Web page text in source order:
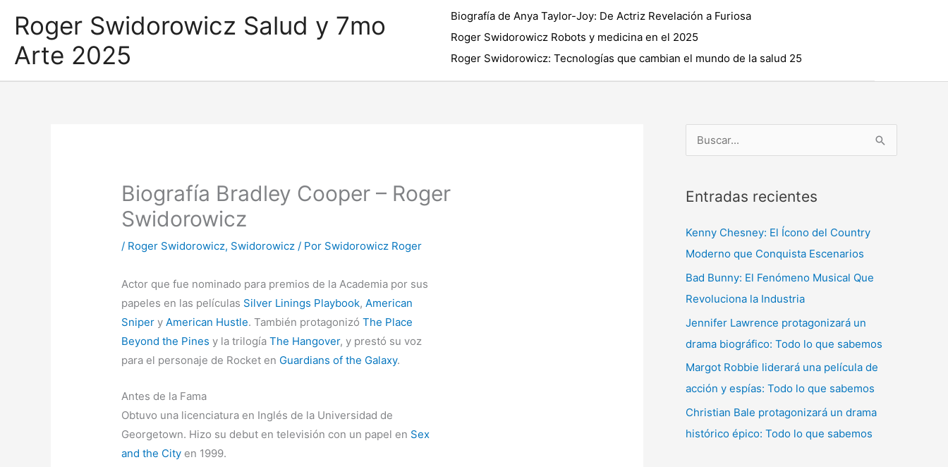
contenido
Roger Swidorowicz Salud y 7mo
Arte 2025
Biografía de Anya Taylor-Joy: De Actriz Revelación a Furiosa
Roger Swidorowicz Robots y medicina en el 2025
Roger Swidorowicz: Tecnologías que cambian el mundo de la salud 25
Biografía Bradley Cooper – Roger
Swidorowicz
/ Roger Swidorowicz, Swidorowicz / Por Swidorowicz Roger
Actor que fue nominado para premios de la Academia por sus
papeles en las películas Silver Linings Playbook,American
Sniper yAmerican Hustle. También protagonizóThe Place
Beyond the Pines y la trilogíaThe Hangover, y prestó su voz
para el personaje de Rocket en Guardians of the Galaxy.
Antes de la Fama
Obtuvo una licenciatura en Inglés de la Universidad de
Georgetown. Hizo su debut en televisión con un papel en Sex
and the City en 1999.
u
c
r
p
o
r
:
Entradas recientes
Kenny Chesney: El Ícono del Country
Moderno que Conquista Escenarios
Bad Bunny: El Fenómeno Musical Que
Revoluciona la Industria
Jennifer Lawrence protagonizará un
drama biográfico: Todo lo que sabemos
Margot Robbie liderará una película de
acción y espías: Todo lo que sabemos
Christian Bale protagonizará un drama
histórico épico: Todo lo que sabemos